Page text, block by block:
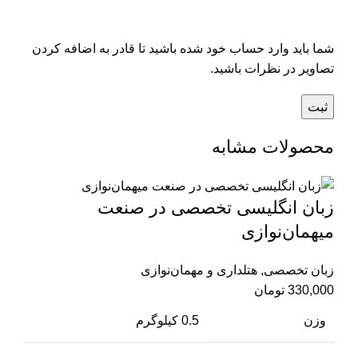
شما باید وارد حساب خود شده باشید تا قادر به اضافه کردن
تصاویر در نظرات باشید.
محصولات مشابه
زبان انگلیسی تخصصی در صنعت
میهمان‌نوازی
زبان تخصصی, هتلداری و مهمان‌نوازی
330,000 تومان
وزن 0.5 کیلوگرم